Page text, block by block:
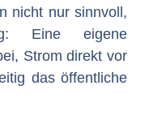
nicht nur sinnvoll,
Eine eigene
Strom direkt vor
das öffentliche